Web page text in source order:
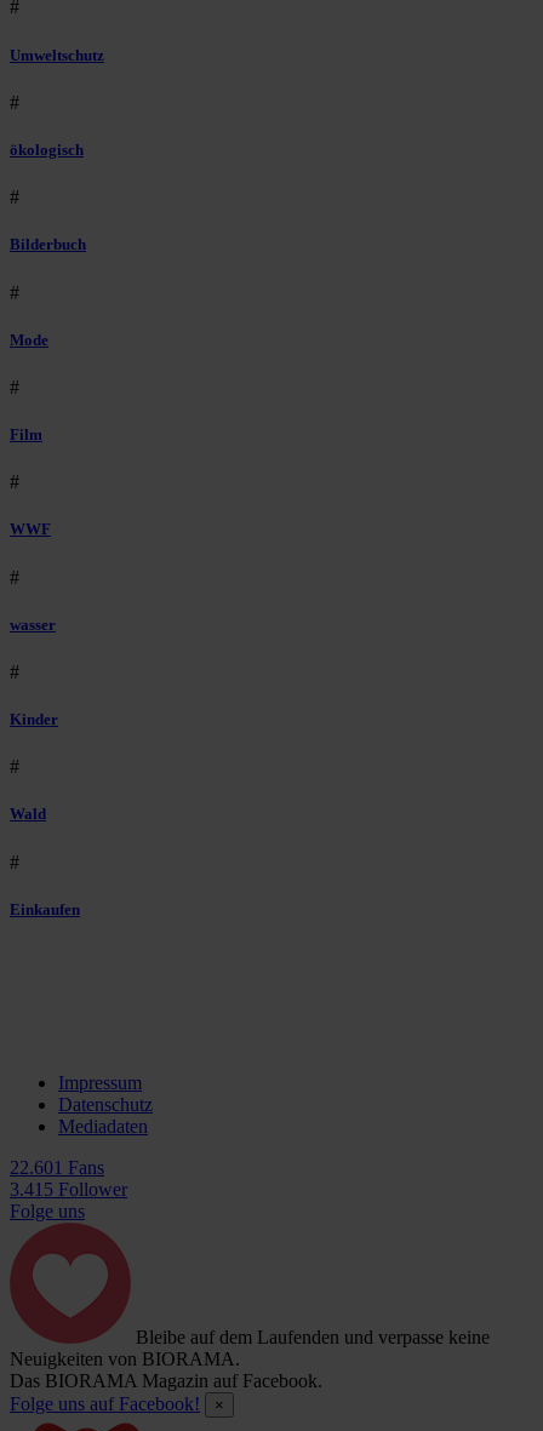
#
Umweltschutz
#
ökologisch
#
Bilderbuch
#
Mode
#
Film
#
WWF
#
wasser
#
Kinder
#
Wald
#
Einkaufen
Impressum
Datenschutz
Mediadaten
22.601 Fans
3.415 Follower
Folge uns
Bleibe auf dem Laufenden und verpasse keine
Neuigkeiten von BIORAMA.
Das BIORAMA Magazin auf Facebook.
Folge uns auf Facebook!
×